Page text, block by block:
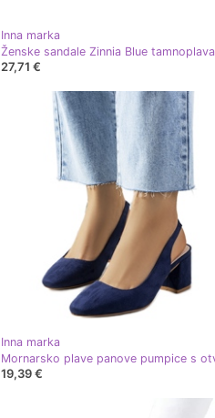
Inna marka
Ženske sandale Zinnia Blue tamnoplava
27,71 €
Inna marka
19,39 €